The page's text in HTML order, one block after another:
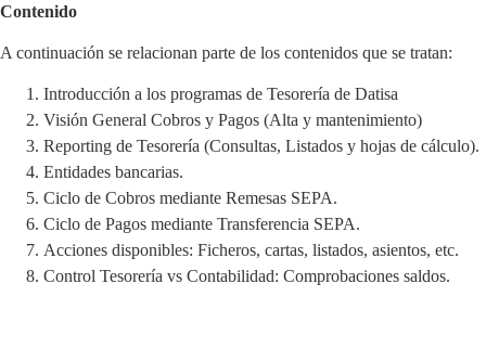
Contenido
A continuación se relacionan parte de los contenidos que se tratan:
Introducción a los programas de Tesorería de Datisa
Visión General Cobros y Pagos (Alta y mantenimiento)
Reporting de Tesorería (Consultas, Listados y hojas de cálculo).
Entidades bancarias.
Ciclo de Cobros mediante Remesas SEPA.
Ciclo de Pagos mediante Transferencia SEPA.
Acciones disponibles: Ficheros, cartas, listados, asientos, etc.
Control Tesorería vs Contabilidad: Comprobaciones saldos.